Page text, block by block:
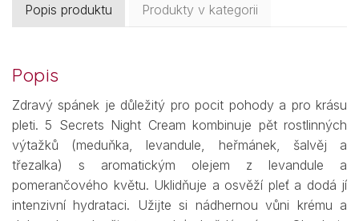
Popis produktu Produkty v kategorii
Popis
Zdravý spánek je důležitý pro pocit pohody a pro krásu
pleti. 5 Secrets Night Cream kombinuje pět rostlinných
výtažků (meduňka, levandule, heřmánek, šalvěj a
třezalka) s aromatickým olejem z levandule a
pomerančového květu. Uklidňuje a osvěží pleť a dodá jí
intenzivní hydrataci. Užijte si nádhernou vůni krému a